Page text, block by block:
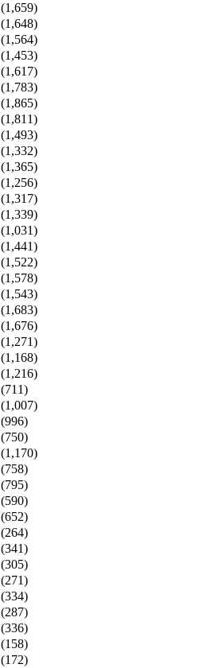
(1,659)
(1,648)
(1,564)
(1,453)
(1,617)
(1,783)
(1,865)
(1,811)
(1,493)
(1,332)
(1,365)
(1,256)
(1,317)
(1,339)
(1,031)
(1,441)
(1,522)
(1,578)
(1,543)
(1,683)
(1,676)
(1,271)
(1,168)
(1,216)
(711)
(1,007)
(996)
(750)
(1,170)
(758)
(795)
(590)
(652)
(264)
(341)
(305)
(271)
(334)
(287)
(336)
(158)
(172)